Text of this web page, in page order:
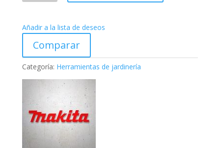
Añadir a la lista de deseos
Comparar
Categoría: Herramientas de jardinería